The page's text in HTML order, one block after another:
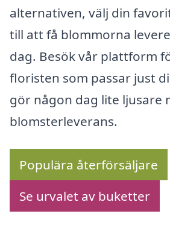
alternativen, välj din
till att få blommorna
dag. Besök vår plattform
floristen som passar just
gör någon dag lite ljusare
blomsterleverans.
Populära återförsäljare
Se urvalet av buketter